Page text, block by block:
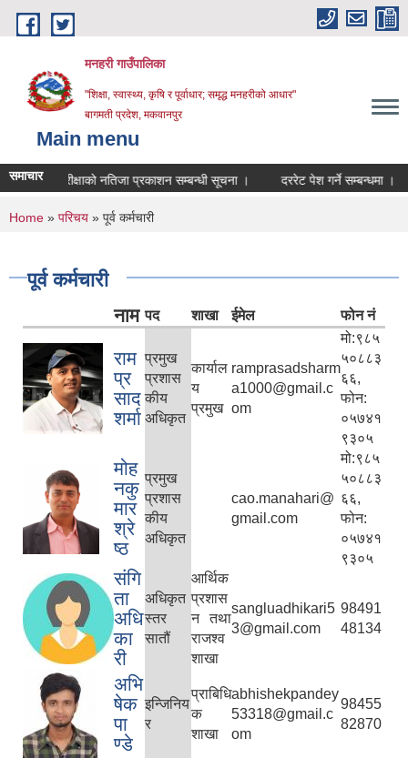
Skip to main content
मनहरी गाउँपालिका
"शिक्षा, स्वास्थ्य, कृषि र पूर्वाधार; समृद्ध मनहरीको आधार"
बागमती प्रदेश, मकवानपुर
Main menu
समाचार
परीक्षाको नतिजा प्रकाशन सम्बन्धी सूचना । दररेट पेश गर्ने सम्बन्धमा ।
You are here
Home » परिचय » पूर्व कर्मचारी
पूर्व कर्मचारी
नाम पद शाखा ईमेल फोन नं
राम
प्र
साद
शर्मा
प्रमुख
प्रशास
कीय
अधिकृत
कार्याल
य
प्रमुख
ramprasadsharm
a1000@gmail.c
om
मो:९८५
५०८८३
६६,
फोन:
०५७४१
९३०५
मोह
नकु
मार
श्रे
ष्ठ
प्रमुख
प्रशास
कीय
अधिकृत
cao.manahari@
gmail.com
मो:९८५
५०८८३
६६,
फोन:
०५७४१
९३०५
संगि
ता
अधि
का
री
अधिकृत
स्तर
सातौं
आर्थिक
प्रशास
न तथा
राजश्व
शाखा
sangluadhikari5
3@gmail.com
98491
48134
अभि
षेक
पा
ण्डे
इन्जिनिय
र
प्राबिधि
क
शाखा
abhishekpandey
53318@gmail.c
om
98455
82870